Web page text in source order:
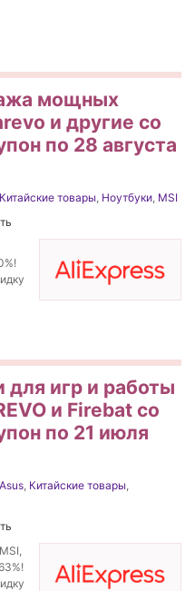
мощных
и другие со
по 28 августа
Китайские товары Ноутбуки MSI
для игр и работы
и Firebat со
по 21 июля
Asus Китайские товары